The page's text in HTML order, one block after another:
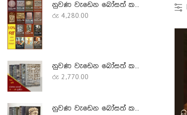
නුවණ වැඩෙන බෝසත් කථා පොත් එකතුව-5
රු 4,280.00
නුවණ වැඩෙන බෝසත් කථා පොත් එකතුව-4
රු 2,770.00
නුවණ වැඩෙන බෝසත් කථා පොත් එකතුව-3